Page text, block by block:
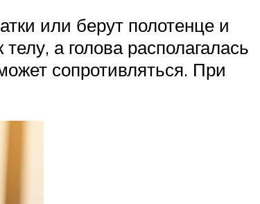
или берут полотенце и
а голова располагалась
сопротивляться. При